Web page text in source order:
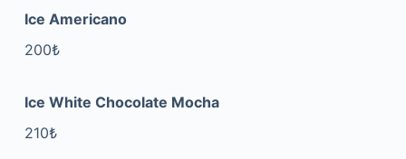
Ice Americano
200₺
Ice White Chocolate Mocha
210₺